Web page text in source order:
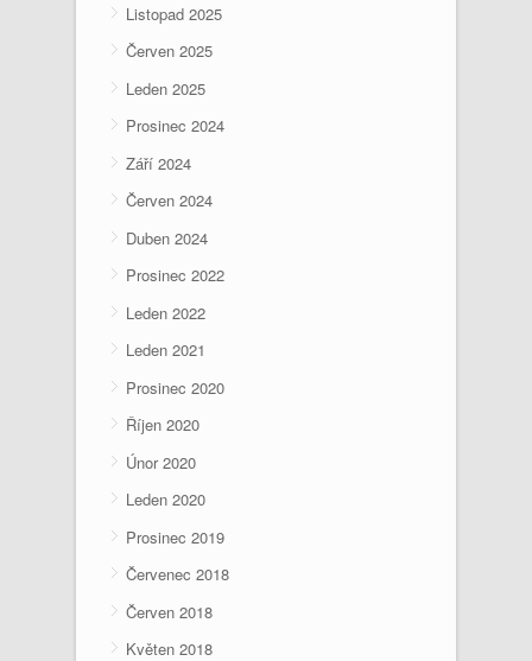
Listopad 2025
Červen 2025
Leden 2025
Prosinec 2024
Září 2024
Červen 2024
Duben 2024
Prosinec 2022
Leden 2022
Leden 2021
Prosinec 2020
Říjen 2020
Únor 2020
Leden 2020
Prosinec 2019
Červenec 2018
Červen 2018
Květen 2018